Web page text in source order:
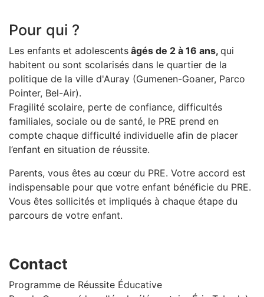
Pour qui ?
Les enfants et adolescents âgés de 2 à 16 ans, qui
habitent ou sont scolarisés dans le quartier de la
politique de la ville d'Auray (Gumenen-Goaner, Parco
Pointer, Bel-Air).
Fragilité scolaire, perte de confiance, difficultés
familiales, sociale ou de santé, le PRE prend en
compte chaque difficulté individuelle afin de placer
l’enfant en situation de réussite.
Parents, vous êtes au cœur du PRE. Votre accord est
indispensable pour que votre enfant bénéficie du PRE.
Vous êtes sollicités et impliqués à chaque étape du
parcours de votre enfant.
Contact
Programme de Réussite Éducative